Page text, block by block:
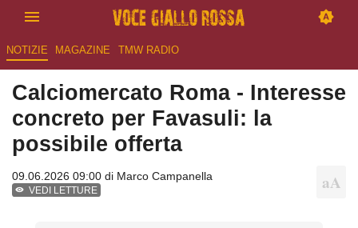
NOTIZIE MAGAZINE TMW RADIO
Calciomercato Roma - Interesse
concreto per Favasuli: la
possibile offerta
09.06.2026 09:00 di Marco Campanella
VEDI LETTURE